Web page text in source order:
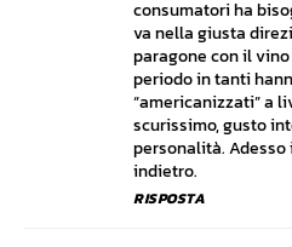
consumatori ha
va nella giusta
paragone con il
periodo in tanti
“americanizzati” a
scurissimo, gusto
personalità.
indietro.
RISPOSTA